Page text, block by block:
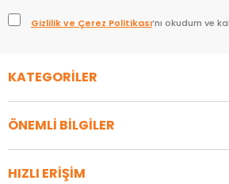
Gizlilik ve Çerez Politikası’nı okudum ve
KATEGORİLER
ÖNEMLİ BİLGİLER
HIZLI ERİŞİM